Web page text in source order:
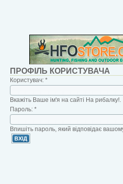
ПРОФІЛЬ КОРИСТУВАЧА
Користувач: *
Вкажіть Ваше ім'я на сайті На рибалку!.
Пароль: *
Впишіть пароль, який відповідає